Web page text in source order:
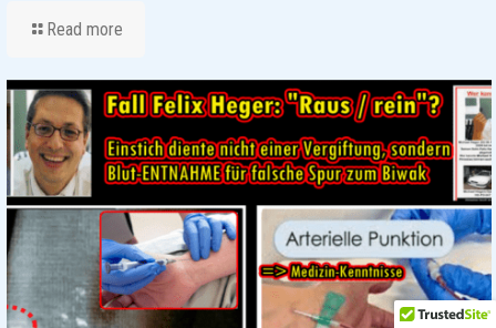
Read more